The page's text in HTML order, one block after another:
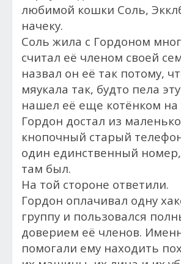
любимой кошки Соль,
начеку.
Соль жила с Гордоном
считал её членом своей
назвал он её так потому,
мяукала так, будто пела
нашел её еще котёнком на
Гордон достал из
кнопочный старый
один единственный
там был.
На той стороне ответили.
Гордон оплачивал одну
группу и пользовался
доверием её членов.
помогали ему находить